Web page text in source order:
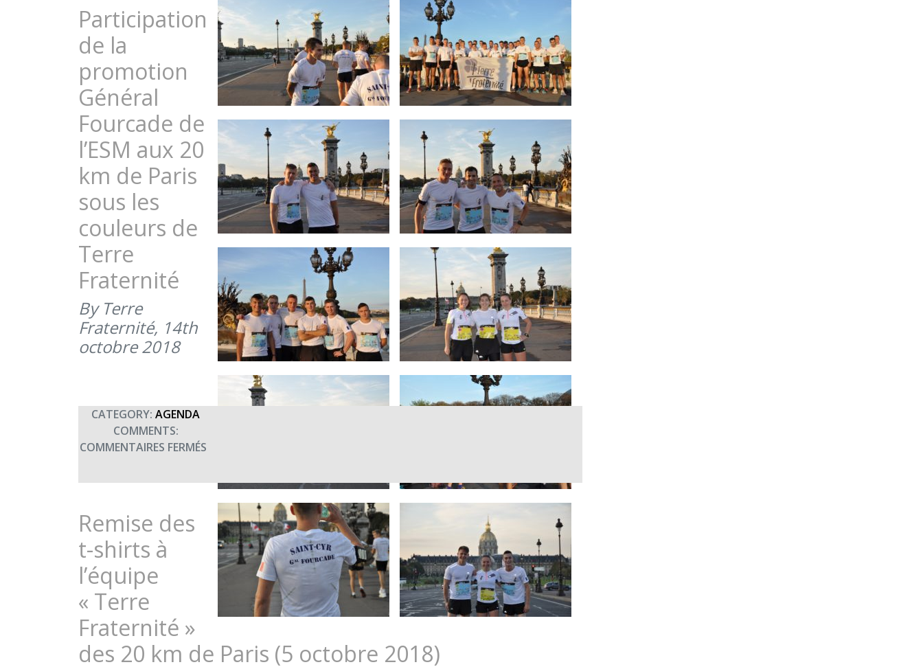
FOURCADE
DE
L’ESM
COURT
AUX
COULEURS
DE
TERRE
FRATERNITÉ
OCTOBRE
2018)
Participation
de la
promotion
Général
Fourcade de
l’ESM aux 20
km de Paris
sous les
couleurs de
Terre
Fraternité
By Terre
Fraternité, 14th
octobre 2018
CATEGORY: AGENDA
COMMENTS:
COMMENTAIRES FERMÉSSUR
DE
PROMOTION
GÉNÉRAL
FOURCADE
DE
PARIS
Remise des
t-shirts à
l’équipe
« Terre
Fraternité »
des 20 km de Paris (5 octobre 2018)